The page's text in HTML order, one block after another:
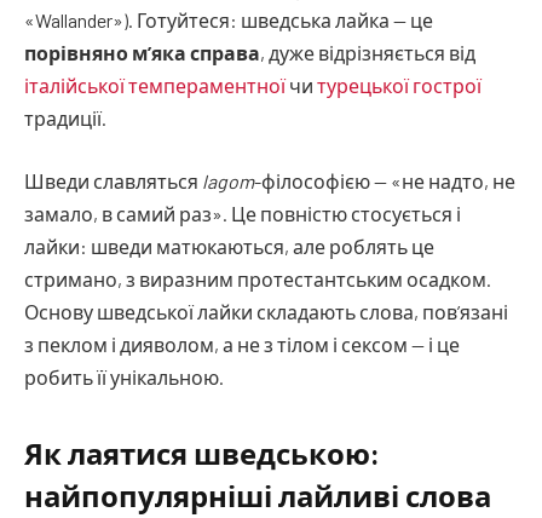
«Wallander»). Готуйтеся: шведська лайка — це
порівняно м’яка справа, дуже відрізняється від
італійської темпераментноїчи турецької гострої
традиції.
Шведи славляться lagom-філософією — «не надто, не
замало, в самий раз». Це повністю стосується і
лайки: шведи матюкаються, але роблять це
стримано, з виразним протестантським осадком.
Основу шведської лайки складають слова, пов’язані
з пеклом і дияволом, а не з тілом і сексом — і це
робить її унікальною.
Як лаятися шведською:
найпопулярніші лайливі слова